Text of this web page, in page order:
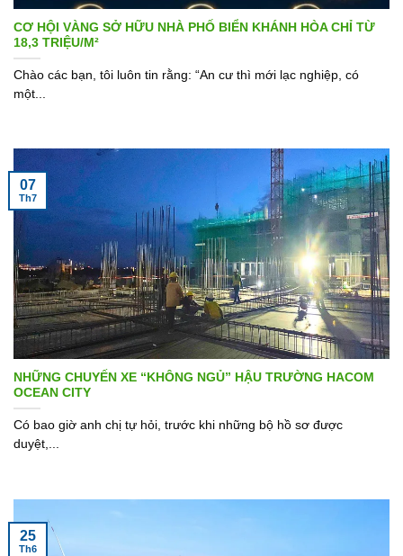
CƠ HỘI VÀNG SỞ HỮU NHÀ PHỐ BIỂN KHÁNH HÒA CHỈ TỪ
18,3 TRIỆU/M²
Chào các bạn, tôi luôn tin rằng: “An cư thì mới lạc nghiệp, có
một...
NHỮNG CHUYẾN XE “KHÔNG NGỦ” HẬU TRƯỜNG HACOM
OCEAN CITY
Có bao giờ anh chị tự hỏi, trước khi những bộ hồ sơ được
duyệt,...
07
Th7
25
Th6